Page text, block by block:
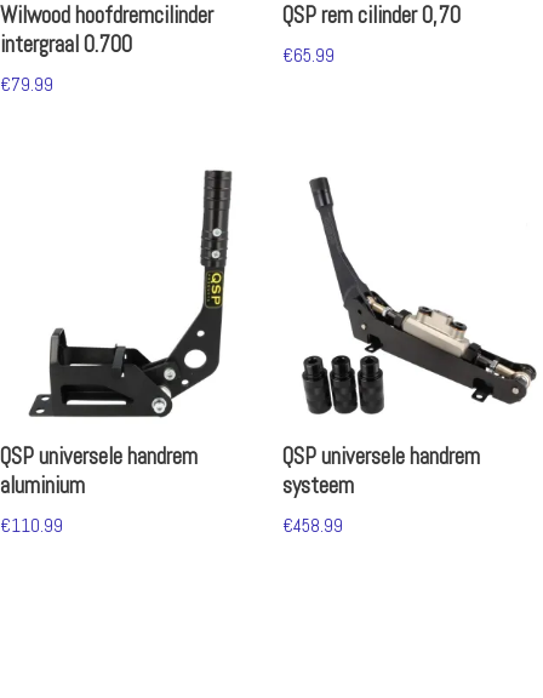
Wilwood hoofdremcilinder
intergraal 0.700
€79.99
QSP rem cilinder 0,70
€65.99
QSP universele handrem
aluminium
€110.99
QSP universele handrem
systeem
€458.99